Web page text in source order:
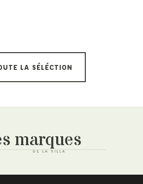
LA SÉLÉCTION
marques